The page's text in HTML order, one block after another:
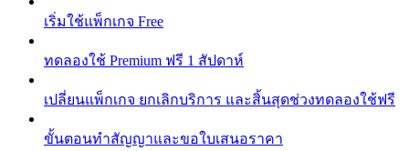
เริ่มใช้แพ็กเกจ Free
ทดลองใช้ Premium ฟรี 1 สัปดาห์
เปลี่ยนแพ็กเกจ ยกเลิกบริการ และสิ้นสุดช่วงทดลองใช้ฟรี
ขั้นตอนทำสัญญาและขอใบเสนอราคา